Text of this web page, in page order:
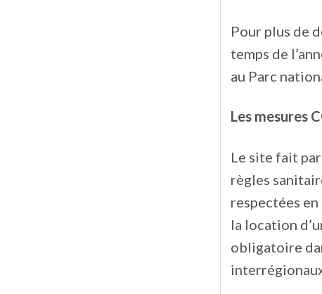
Pour plus de
temps de
au Parc
Les mesures
Le site fait
règles
respectées
la location
obligatoire